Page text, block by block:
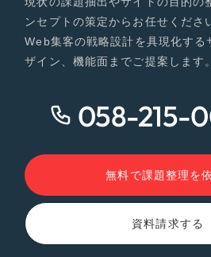
ンセプトの策定からお任せくださ
Web集客の戦略設計を具現化する
ザイン、機能面までご提案します。
058-215-
無料で課題整理を
資料請求する